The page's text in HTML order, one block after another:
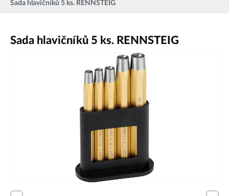
Sada hlavičníků 5 ks. RENNSTEIG
Sada hlavičníků 5 ks. RENNSTEIG